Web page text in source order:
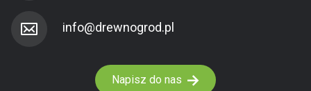
Napisz do nas